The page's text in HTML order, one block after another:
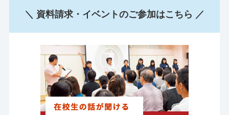
＼ 資料請求・イベントのご参加はこちら ／